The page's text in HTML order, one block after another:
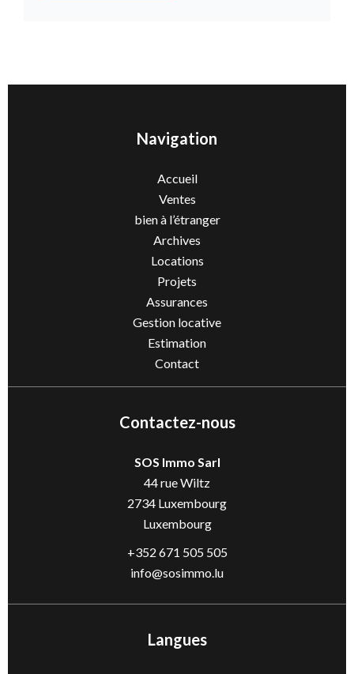
Navigation
Accueil
Ventes
bien à l’étranger
Archives
Locations
Projets
Assurances
Gestion locative
Estimation
Contact
Contactez-nous
SOS Immo Sarl
44 rue Wiltz
2734 Luxembourg
Luxembourg
+352 671 505 505
info@sosimmo.lu
Langues